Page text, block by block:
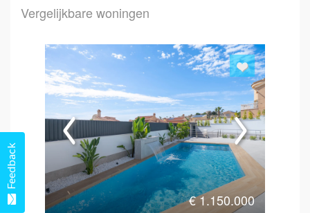
Vergelijkbare woningen
€1.150.000
Feedback